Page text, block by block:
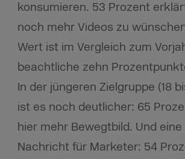
konsumieren. 53 Prozent
noch mehr Videos zu
Wert ist im Vergleich zum
beachtliche zehn
In der jüngeren Zielgruppe (18
ist es noch deutlicher: 65
hier mehr Bewegtbild. Und
Nachricht für Marketer: 54